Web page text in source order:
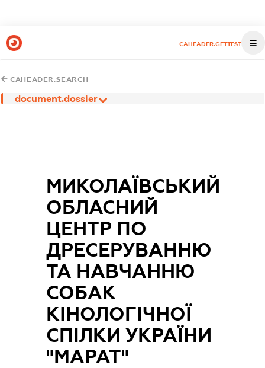
CAHEADER.GETTEST
CAHEADER.SEARCH
document.dossier
МИКОЛАЇВСЬКИЙ
ОБЛАСНИЙ
ЦЕНТР ПО
ДРЕСЕРУВАННЮ
ТА НАВЧАННЮ
СОБАК
КІНОЛОГІЧНОЇ
СПІЛКИ УКРАЇНИ
"МАРАТ"